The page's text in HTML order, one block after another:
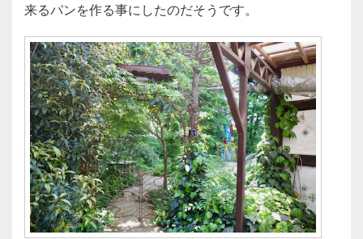
来るパンを作る事にしたのだそうです。